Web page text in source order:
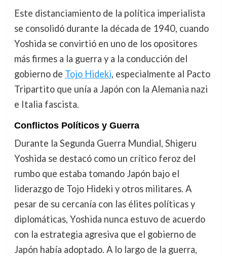
Este distanciamiento de la política imperialista
se consolidó durante la década de 1940, cuando
Yoshida se convirtió en uno de los opositores
más firmes a la guerra y a la conducción del
gobierno de Tojo Hideki, especialmente al Pacto
Tripartito que unía a Japón con la Alemania nazi
e Italia fascista.
Conflictos Políticos y Guerra
Durante la Segunda Guerra Mundial, Shigeru
Yoshida se destacó como un crítico feroz del
rumbo que estaba tomando Japón bajo el
liderazgo de Tojo Hideki y otros militares. A
pesar de su cercanía con las élites políticas y
diplomáticas, Yoshida nunca estuvo de acuerdo
con la estrategia agresiva que el gobierno de
Japón había adoptado. A lo largo de la guerra,